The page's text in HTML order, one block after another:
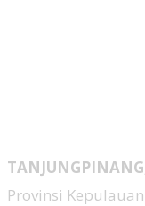
Provinsi